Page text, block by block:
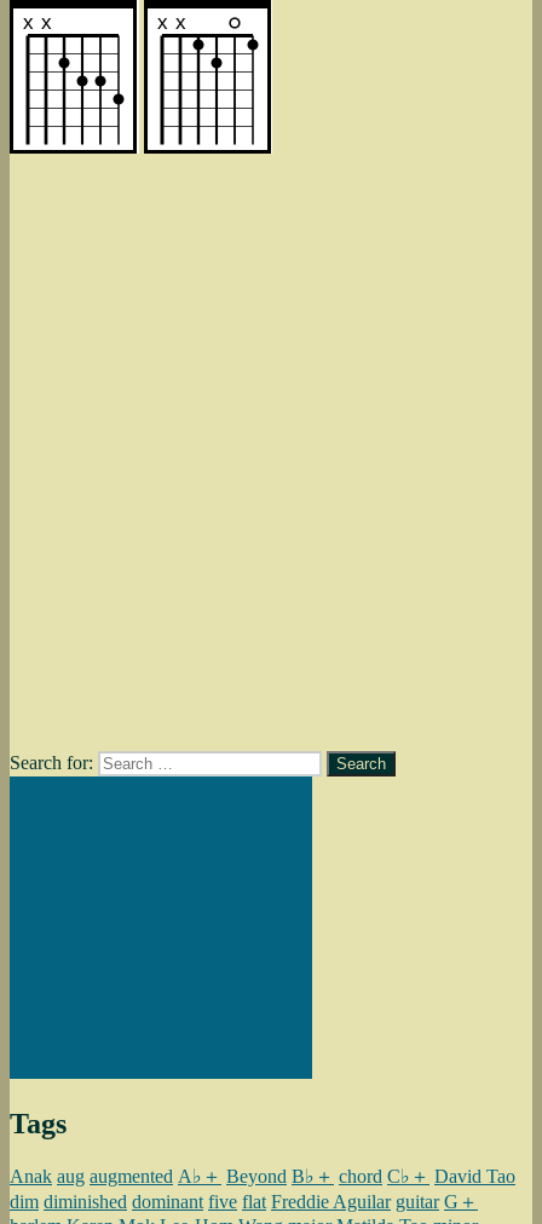
Search for: Search
Tags
Anak aug augmented A♭＋ Beyond B♭＋ chord C♭＋ David Tao
dim diminished dominant five flat Freddie Aguilar guitar G＋